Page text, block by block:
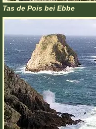
Tas de Pois bei Ebbe